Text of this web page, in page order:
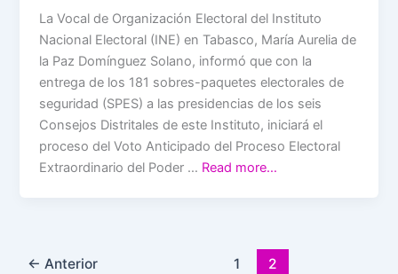
La Vocal de Organización Electoral del Instituto
Nacional Electoral (INE) en Tabasco, María Aurelia de
la Paz Domínguez Solano, informó que con la
entrega de los 181 sobres-paquetes electorales de
seguridad (SPES) a las presidencias de los seis
Consejos Distritales de este Instituto, iniciará el
proceso del Voto Anticipado del Proceso Electoral
Extraordinario del Poder … Read more…
← Anterior 1 2